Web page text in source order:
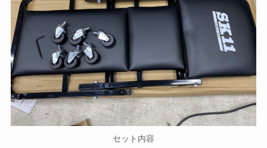
セット内容